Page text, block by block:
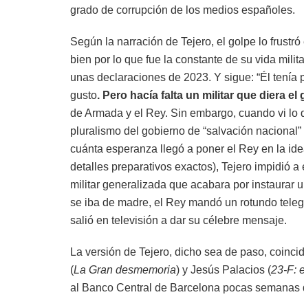
grado de corrupción de los medios españoles.
Según la narración de Tejero, el golpe lo
bien por lo que fue la constante de su vida
unas declaraciones de 2023. Y sigue: “Él
gusto. Pero hacía falta un militar que diera el
de Armada y el Rey. Sin embargo, cuando vi
pluralismo del gobierno de “salvación
cuánta esperanza llegó a poner el Rey en la
detalles preparativos exactos), Tejero impidió
militar generalizada que acabara por instaurar
se iba de madre, el Rey mandó un rotundo
salió en televisión a dar su célebre mensaje.
La versión de Tejero, dicho sea de paso,
(La Gran desmemoria) y Jesús Palacios (23-F:
al Banco Central de Barcelona pocas semanas